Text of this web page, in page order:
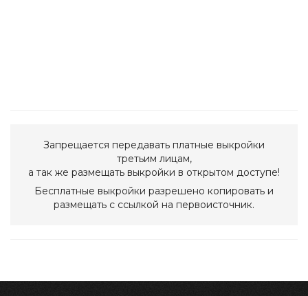
Запрещается передавать платные выкройки
третьим лицам,
а так же размещать выкройки в открытом доступе!
Бесплатные выкройки разрешено копировать и
размещать с ссылкой на первоисточник.